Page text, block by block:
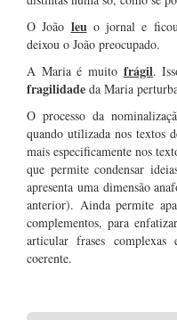
O João leuo jornal e
deixou o João preocupado.
A Maria é muito frágil.
fragilidade da Maria
O processo da
quando utilizada nos textos
mais especificamente nos
que permite condensar
apresenta uma dimensão
anterior). Ainda permite
complementos, para
articular frases complexas
coerente.